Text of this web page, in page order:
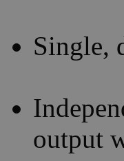
Single,
output